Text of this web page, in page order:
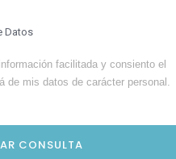
Datos
facilitada y consiento el
de mis datos de carácter personal.